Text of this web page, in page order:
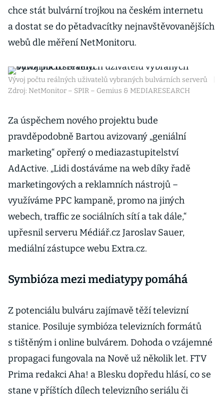
chce stát bulvární trojkou na českém internetu
a dostat se do pětadvacítky nejnavštěvovanějších
webů dle měření NetMonitoru.
Vývoj počtu reálných uživatelů vybraných bulvárních serverů
Zdroj: NetMonitor – SPIR – Gemius & MEDIARESEARCH
Za úspěchem nového projektu bude
pravděpodobně Bartou avizovaný „geniální
marketing“ opřený o mediazastupitelství
AdActive. „Lidi dostáváme na web díky řadě
marketingových a reklamních nástrojů –
využíváme PPC kampaně, promo na jiných
webech, traffic ze sociálních sítí a tak dále,“
upřesnil serveru Médiář.cz Jaroslav Sauer,
mediální zástupce webu Extra.cz.
Symbióza mezi mediatypy pomáhá
Z potenciálu bulváru zajímavě těží televizní
stanice. Posiluje symbióza televizních formátů
s tištěným i online bulvárem. Dohoda o vzájemné
propagaci fungovala na Nově už několik let. FTV
Prima redakci Aha! a Blesku dopředu hlásí, co se
stane v příštích dílech televizního seriálu či